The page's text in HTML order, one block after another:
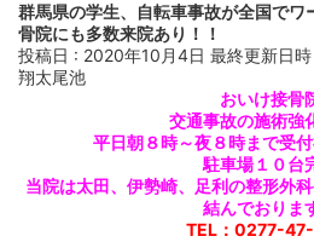
群馬県の学生、自転車事故が全国でワ
骨院にも多数来院あり！！
投稿日 : 2020年10月4日 最終更新日
翔太尾池
おいけ接骨
交通事故の施術強
平日朝８時～夜８時まで受付
駐車場１０台
当院は太田、伊勢崎、足利の整形外
結んでおりま
TEL：0277-
閉じる
閉じる